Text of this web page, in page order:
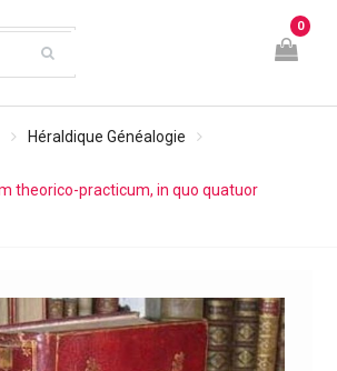
0
Héraldique Généalogie
theorico-practicum, in quo quatuor